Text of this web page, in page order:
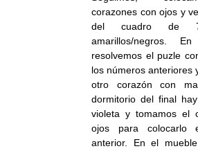
corazones con ojos y
del cuadro de
amarillos/negros.
resolvemos el puzle
los números anteriores
otro corazón con
dormitorio del final
violeta y tomamos el
ojos para colocarlo
anterior. En el